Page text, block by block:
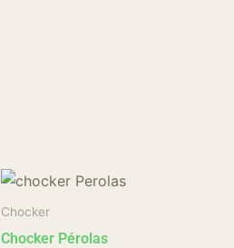
Chocker
Chocker Pérolas